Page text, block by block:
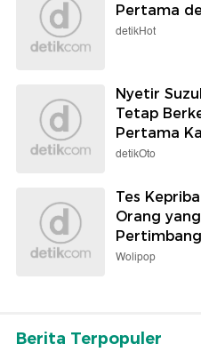
Pertama
detikHot
Nyetir
Tetap
Pertama
detikOto
Tes
Orang
Wolipop
Berita Terpopuler